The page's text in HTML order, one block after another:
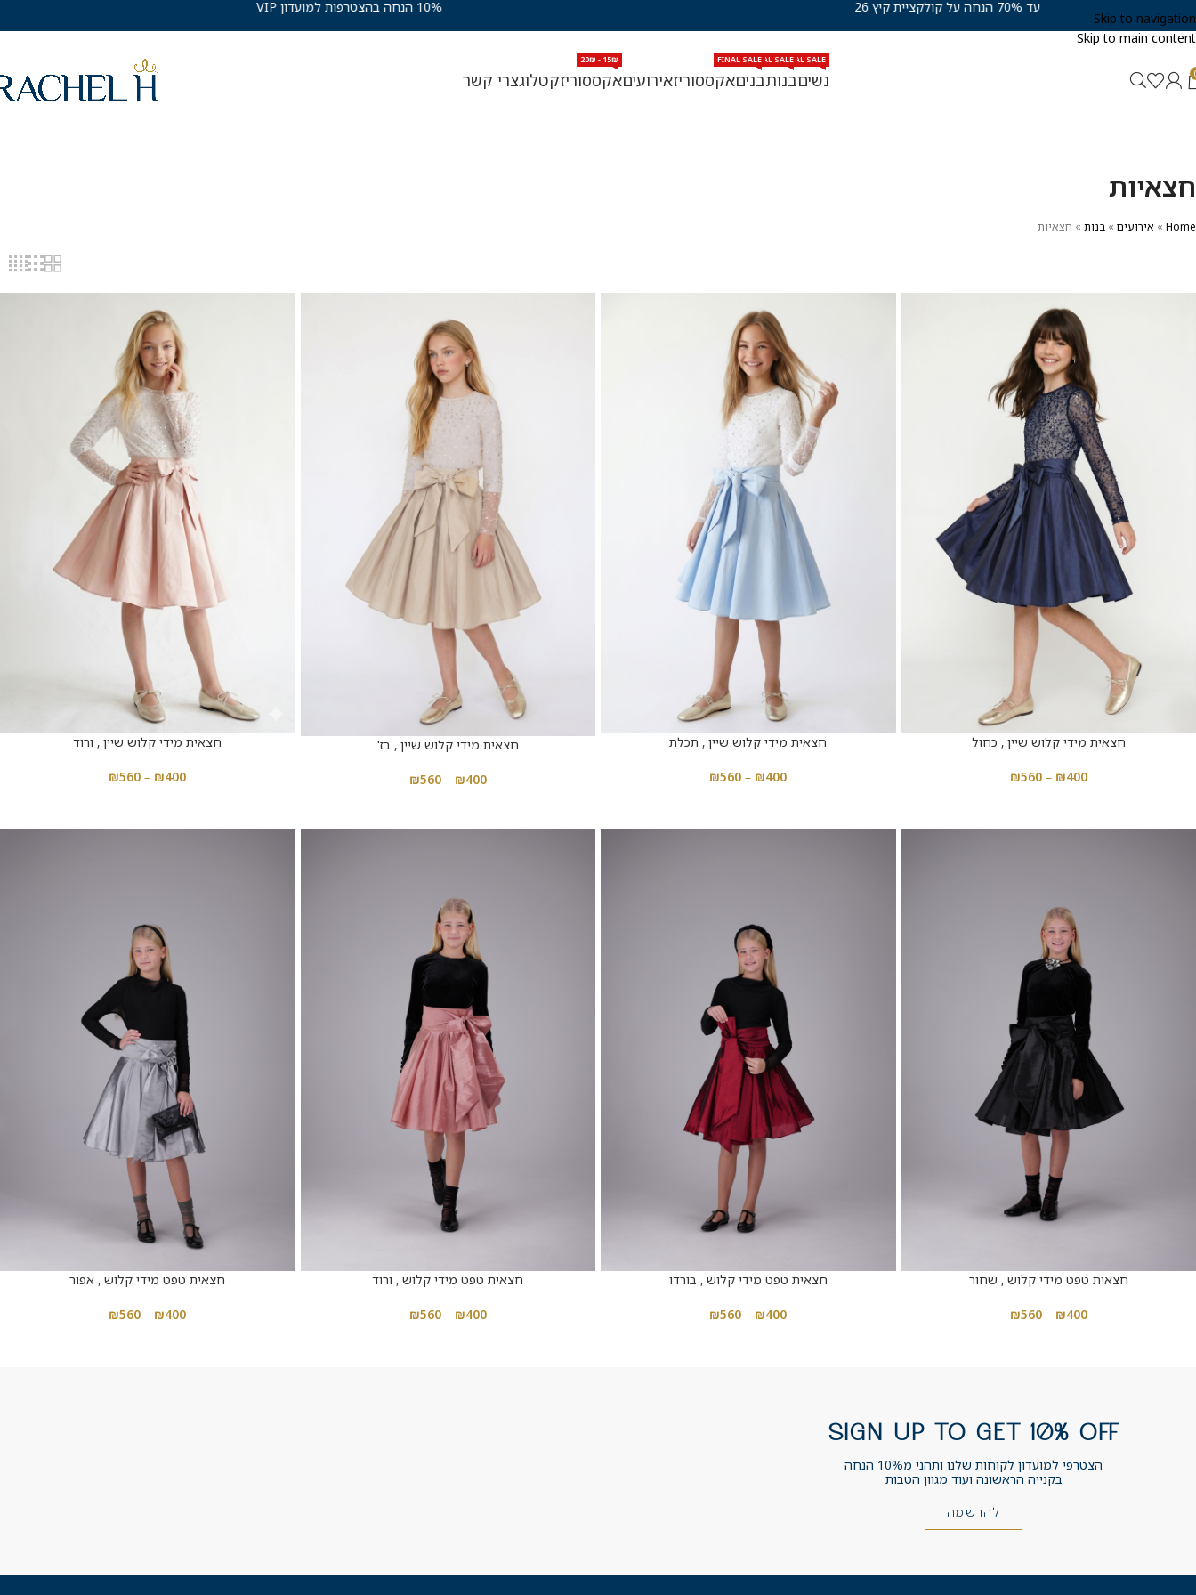
Skip to navigation
Skip to main content
נשים
FINAL SALE
בנות
FINAL SALE
בנים
FINAL SALE
אקססוריזאירועיםאקססוריז
15₪ - 20₪
קטלוגצרי קשר
חצאיות
Home
» אירועים » בנות » חצאיות
חצאית מידי קלוש שיין , כחול
₪400
–
₪560
חצאית מידי קלוש שיין , תכלת
₪400
–
₪560
חצאית מידי קלוש שיין , בז'
₪400
–
₪560
חצאית מידי קלוש שיין , ורוד
₪400
–
₪560
חצאית טפט מידי קלוש , שחור
₪400
–
₪560
חצאית טפט מידי קלוש , בורדו
₪400
–
₪560
חצאית טפט מידי קלוש , ורוד
₪400
–
₪560
חצאית טפט מידי קלוש , אפור
₪400
–
₪560
SIGN UP TO GET 10% OFF
הצטרפי למועדון לקוחות שלנו ותהני מ10% הנחה
בקנייה הראשונה ועוד מגוון הטבות
להרשמה
10% הנחה בהצטרפות למועדון VIP עד 70% הנחה על קולקציית קיץ 26